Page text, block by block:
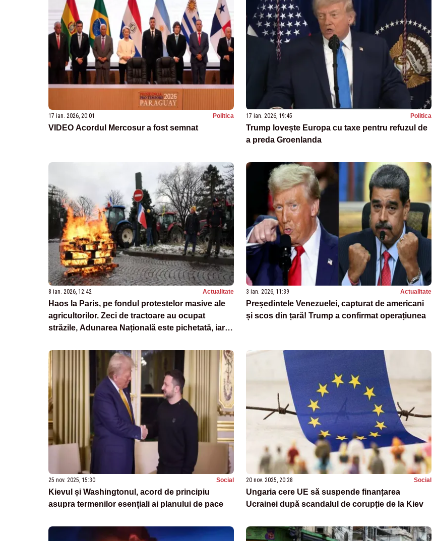
17 ian. 2026, 20:01 Politica
VIDEO Acordul Mercosur a fost semnat
17 ian. 2026, 19:45 Politica
Trump lovește Europa cu taxe pentru refuzul de
a preda Groenlanda
8 ian. 2026, 12:42 Actualitate
Haos la Paris, pe fondul protestelor masive ale
agricultorilor. Zeci de tractoare au ocupat
străzile, Adunarea Națională este pichetată, iar
3 ian. 2026, 11:39 Actualitate
Președintele Venezuelei, capturat de americani
și scos din țară! Trump a confirmat operațiunea
25 nov. 2025, 15:30 Social
Kievul și Washingtonul, acord de principiu
asupra termenilor esențiali ai planului de pace
20 nov. 2025, 20:28 Social
Ungaria cere UE să suspende finanțarea
Ucrainei după scandalul de corupție de la Kiev